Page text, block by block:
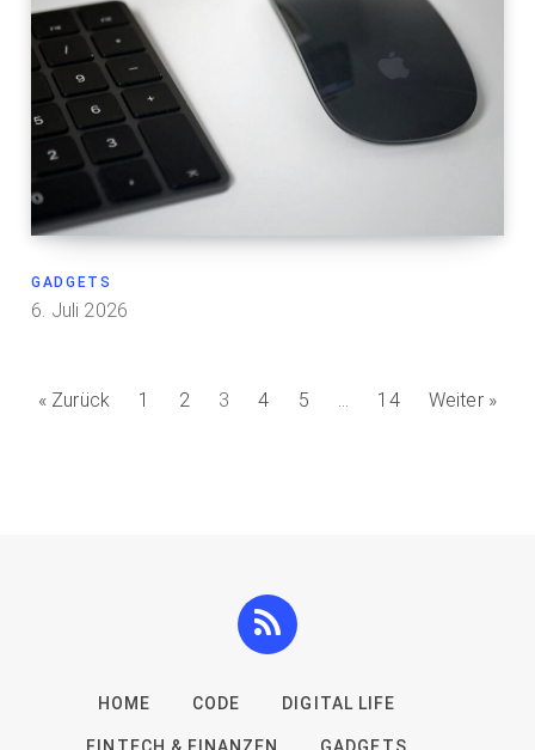
GADGETS
6. Juli 2026
« Zurück 1 2 3 4 5 … 14 Weiter »
HOME CODE DIGITAL LIFE